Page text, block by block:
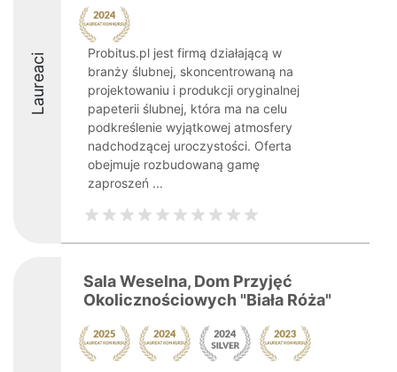
Laureaci
Probitus.pl jest firmą działającą w
branży ślubnej, skoncentrowaną na
projektowaniu i produkcji oryginalnej
papeterii ślubnej, która ma na celu
podkreślenie wyjątkowej atmosfery
nadchodzącej uroczystości. Oferta
obejmuje rozbudowaną gamę
zaproszeń ...
Sala Weselna, Dom Przyjęć
Okolicznościowych "Biała Róża"